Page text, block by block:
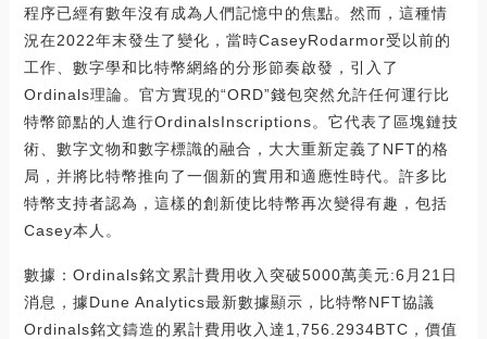
程序已經有數年沒有成為人們記憶中的焦點。然而，這種情
況在2022年末發生了變化，當時CaseyRodarmor受以前的
工作、數字學和比特幣網絡的分形節奏啟發，引入了
Ordinals理論。官方實現的“ORD”錢包突然允許任何運行比
特幣節點的人進行OrdinalsInscriptions。它代表了區塊鏈技
術、數字文物和數字標識的融合，大大重新定義了NFT的格
局，并將比特幣推向了一個新的實用和適應性時代。許多比
特幣支持者認為，這樣的創新使比特幣再次變得有趣，包括
Casey本人。
數據：Ordinals銘文累計費用收入突破5000萬美元:6月21日
消息，據Dune Analytics最新數據顯示，比特幣NFT協議
Ordinals銘文鑄造的累計費用收入達1,756.2934BTC，價值